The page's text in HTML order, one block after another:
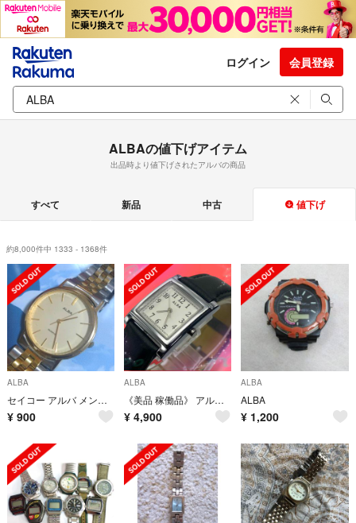
ログイン 会員登録
ALBAの値下げアイテム
出品時より値下げされたアルバの商品
すべて 新品 中古 値下げ
約8,000件中 1333 - 1368件
ALBA
セイコー アルバ メンズクォーツ 電池交換済稼働品
¥ 900
ALBA
《美品 稼働品》 アルバ メンズ腕時計 防水 ホワイト文字盤 クオーツ
¥ 4,900
ALBA
ALBA
¥ 1,200